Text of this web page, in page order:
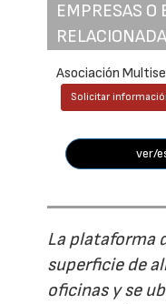
EMPRESAS O
Asociación
Solicitar
ver/
La plataforma
superficie de
oficinas y se